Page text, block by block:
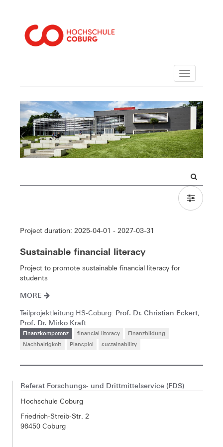
Navigation
Project duration: 2025-04-01 - 2027-03-31
Sustainable financial literacy
Project to promote sustainable financial literacy for
students
MORE
Teilprojektleitung HS-Coburg: Prof. Dr. Christian Eckert,
Prof. Dr. Mirko Kraft
Finanzkompetenz financial literacy
Finanzbildung
Nachhaltigkeit
Planspiel sustainability
Referat Forschungs- und Drittmittelservice (FDS)
Hochschule Coburg
Friedrich-Streib-Str. 2
96450 Coburg